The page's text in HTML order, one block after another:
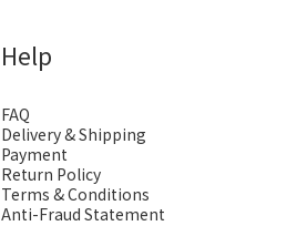
Help
FAQ
Delivery & Shipping
Payment
Return Policy
Terms & Conditions
Anti-Fraud Statement